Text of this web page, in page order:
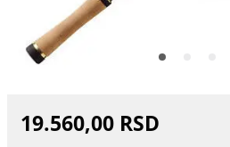
19.560,00 RSD